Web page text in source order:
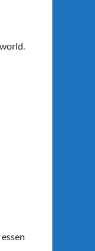
essen